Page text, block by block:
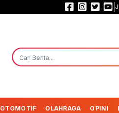
Persebaya Juara Piala
OTOMOTIF OLAHRAGA OPINI